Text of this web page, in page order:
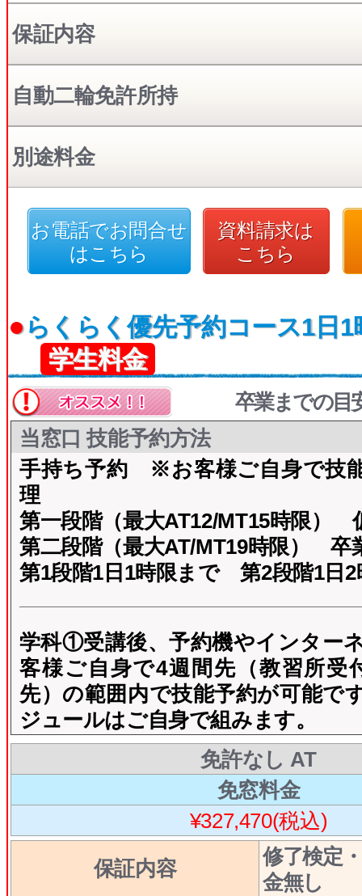
保証内容
自動二輪免許所持
別途料金
お電話でお問合せ
はこちら
資料請求は
こちら
●らくらく優先予約コース1日1
学生料金
卒業までの目
当窓口 技能予約方法
手持ち予約 ※お客様ご自身で技
理
第一段階（最大AT12/MT15時限）
第二段階（最大AT/MT19時限） 卒
第1段階1日1時限まで 第2段階1日2
学科①受講後、予約機やインター
客様ご自身で4週間先（教習所受
先）の範囲内で技能予約が可能で
ジュールはご自身で組みます。
免許なし AT
免窓料金
¥327,470(税込)
保証内容
修了検定
金無し